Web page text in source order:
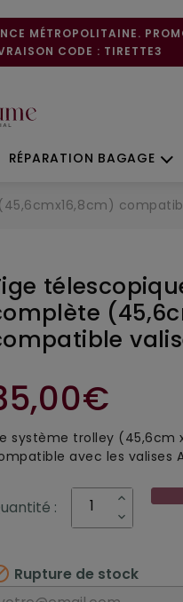
MÉTROPOLITAINE.
CODE : TIRETTE3
RÉPARATION BAGAGE
système trolley (45,6cm
avec les valises
:
Rupture de stock